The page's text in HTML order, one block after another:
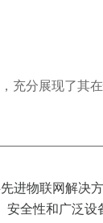
充分展现了其
进物联网解决
全性和广泛设